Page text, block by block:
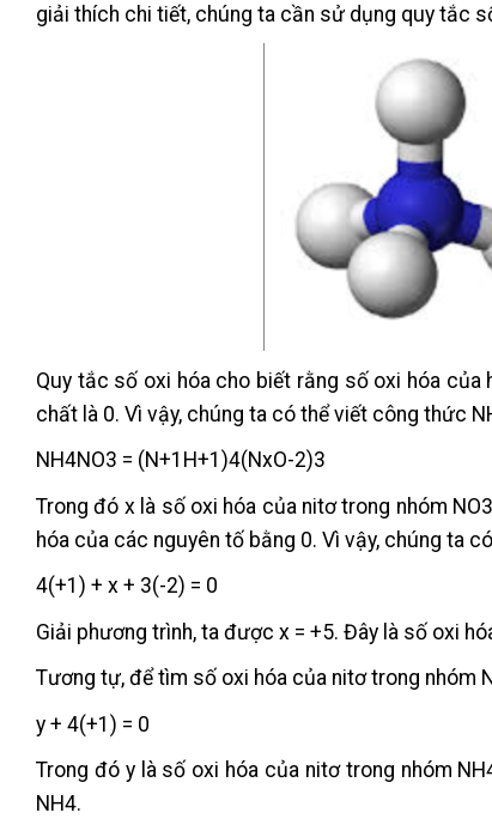
giải thích chi tiết, chúng ta cần sử dụng quy tắc
Quy tắc số oxi hóa cho biết rằng số oxi hóa
chất là 0. Vì vậy, chúng ta có thể viết công thức
NH4NO3 = (N+1H+1)4(NxO-2)3
Trong đó x là số oxi hóa của nitơ trong nhóm
hóa của các nguyên tố bằng 0. Vì vậy, chúng ta
4(+1) + x + 3(-2) = 0
Giải phương trình, ta được x = +5. Đây là số oxi
Tương tự, để tìm số oxi hóa của nitơ trong nhóm
y + 4(+1) = 0
Trong đó y là số oxi hóa của nitơ trong nhóm
NH4.